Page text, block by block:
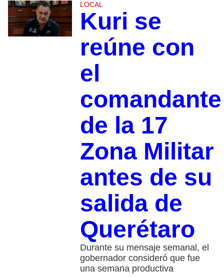
LOCAL
Kuri se
reúne con
el
comandante
de la 17
Zona Militar
antes de su
salida de
Querétaro
Durante su mensaje semanal, el
gobernador consideró que fue
una semana productiva